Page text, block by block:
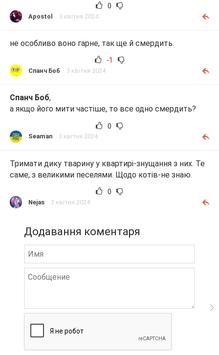
0
Apostol 3 квітня 2024
не особливо воно гарне, так ще й смердить.
-1
Спанч Боб 3 квітня 2024
Спанч Боб,
а якщо його мити частіше, то все одно смердить?
0
Seaman 3 квітня 2024
Тримати дику тварину у квартирі-знущання з них. Те
саме, з великими песелями. Щодо котів-не знаю.
0
Nejas 3 квітня 2024
Додавання коментаря